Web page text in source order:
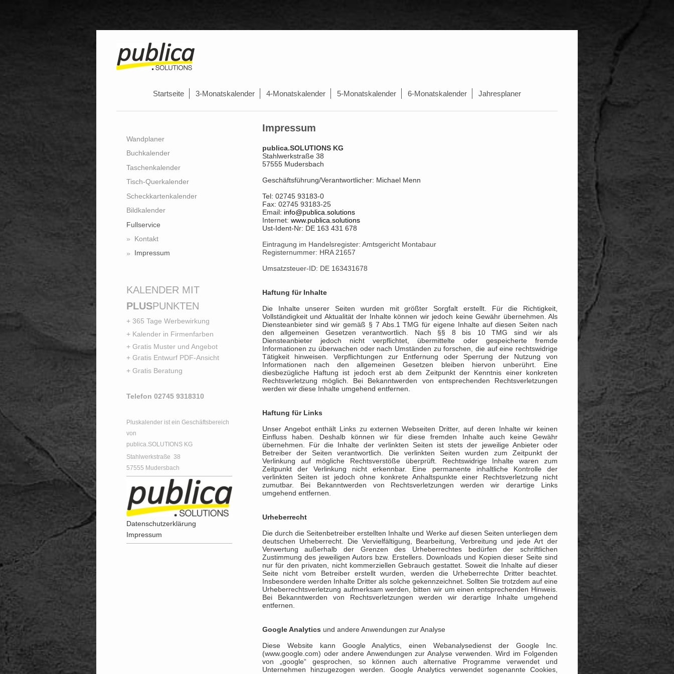
Startseite 3-Monatskalender 4-Monatskalender 5-Monatskalender 6-Monatskalender Jahresplaner
Impressum
publica.SOLUTIONS KG
Stahlwerkstraße 38
57555 Mudersbach
Geschäftsführung/Verantwortlicher: Michael Menn
Tel: 02745 93183-0
Fax: 02745 93183-25
Email: info@publica.solutions
Internet: www.publica.solutions
Ust-Ident-Nr: DE 163 431 678
Eintragung im Handelsregister: Amtsgericht Montabaur
Registernummer: HRA 21657
Umsatzsteuer-ID: DE 163431678
Haftung für Inhalte
Die Inhalte unserer Seiten wurden mit größter Sorgfalt erstellt. Für die Richtigkeit,
Vollständigkeit und Aktualität der Inhalte können wir jedoch keine Gewähr übernehmen. Als
Diensteanbieter sind wir gemäß § 7 Abs.1 TMG für eigene Inhalte auf diesen Seiten nach
den allgemeinen Gesetzen verantwortlich. Nach §§ 8 bis 10 TMG sind wir als
Diensteanbieter jedoch nicht verpflichtet, übermittelte oder gespeicherte fremde
Informationen zu überwachen oder nach Umständen zu forschen, die auf eine rechtswidrige
Tätigkeit hinweisen. Verpflichtungen zur Entfernung oder Sperrung der Nutzung von
Informationen nach den allgemeinen Gesetzen bleiben hiervon unberührt. Eine
diesbezügliche Haftung ist jedoch erst ab dem Zeitpunkt der Kenntnis einer konkreten
Rechtsverletzung möglich. Bei Bekanntwerden von entsprechenden Rechtsverletzungen
werden wir diese Inhalte umgehend entfernen.
Haftung für Links
Unser Angebot enthält Links zu externen Webseiten Dritter, auf deren Inhalte wir keinen
Einfluss haben. Deshalb können wir für diese fremden Inhalte auch keine Gewähr
übernehmen. Für die Inhalte der verlinkten Seiten ist stets der jeweilige Anbieter oder
Betreiber der Seiten verantwortlich. Die verlinkten Seiten wurden zum Zeitpunkt der
Verlinkung auf mögliche Rechtsverstöße überprüft. Rechtswidrige Inhalte waren zum
Zeitpunkt der Verlinkung nicht erkennbar. Eine permanente inhaltliche Kontrolle der
verlinkten Seiten ist jedoch ohne konkrete Anhaltspunkte einer Rechtsverletzung nicht
zumutbar. Bei Bekanntwerden von Rechtsverletzungen werden wir derartige Links
umgehend entfernen.
Urheberrecht
Die durch die Seitenbetreiber erstellten Inhalte und Werke auf diesen Seiten unterliegen dem
deutschen Urheberrecht. Die Vervielfältigung, Bearbeitung, Verbreitung und jede Art der
Verwertung außerhalb der Grenzen des Urheberrechtes bedürfen der schriftlichen
Zustimmung des jeweiligen Autors bzw. Erstellers. Downloads und Kopien dieser Seite sind
nur für den privaten, nicht kommerziellen Gebrauch gestattet. Soweit die Inhalte auf dieser
Seite nicht vom Betreiber erstellt wurden, werden die Urheberrechte Dritter beachtet.
Insbesondere werden Inhalte Dritter als solche gekennzeichnet. Sollten Sie trotzdem auf eine
Urheberrechtsverletzung aufmerksam werden, bitten wir um einen entsprechenden Hinweis.
Bei Bekanntwerden von Rechtsverletzungen werden wir derartige Inhalte umgehend
entfernen.
Google Analytics und andere Anwendungen zur Analyse
Diese Website kann Google Analytics, einen Webanalysedienst der Google Inc.
(www.google.com) oder andere Anwendungen zur Analyse verwenden. Wird im Folgenden
von „google“ gesprochen, so können auch alternative Programme verwendet und
Unternehmen hinzugezogen werden. Google Analytics verwendet sogenannte Cookies,
Wandplaner
Buchkalender
Taschenkalender
Tisch-Querkalender
Scheckkartenkalender
Bildkalender
Fullservice
Kontakt
Impressum
KALENDER MIT
PLUSPUNKTEN
+ 365 Tage Werbewirkung
+ Kalender in Firmenfarben
+ Gratis Muster und Angebot
+ Gratis Entwurf PDF-Ansicht
+ Gratis Beratung
Telefon 02745 9318310
Pluskalender ist ein Geschäftsbereich
von
publica.SOLUTIONS KG
Stahlwerkstraße 38
57555 Mudersbach
Datenschutzerklärung
Impressum